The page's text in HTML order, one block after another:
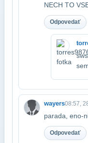
NECH TO
Odpovedať
wayers08:57,
parada, eno-
Odpovedať